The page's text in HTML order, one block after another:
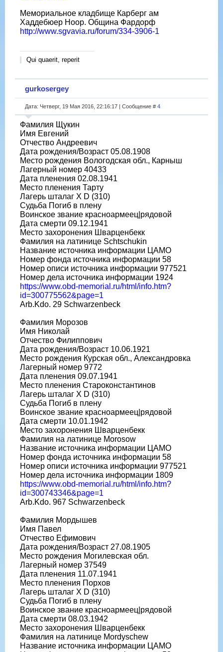
Mемориальное кладбище Карберг ам
Хаддебюер Ноор. Община Фардорф
http://www.sgvavia.ru/forum/334-3906-1
Qui quaerit, reperit
gurkosergey
Дата: Четверг, 19 Мая 2016, 22:16:17 | Сообщение # 4
Фамилия Щукин
Имя Евгений
Отчество Андреевич
Дата рождения/Возраст 05.08.1908
Место рождения Вологодская обл., Карныш
Лагерный номер 40433
Дата пленения 02.08.1941
Место пленения Тарту
Лагерь шталаг X D (310)
Судьба Погиб в плену
Воинское звание красноармеец|рядовой
Дата смерти 09.12.1941
Место захоронения Шварценбекк
Фамилия на латинице Schtschukin
Название источника информации ЦАМО
Номер фонда источника информации 58
Номер описи источника информации 977521
Номер дела источника информации 1924
https://www.obd-memorial.ru/html/info.htm?
id=300775562&page=1
Arb.Kdo. 29 Schwarzenbeck
Фамилия Морозов
Имя Николай
Отчество Филиппович
Дата рождения/Возраст 10.06.1921
Место рождения Курская обл., Александровка
Лагерный номер 9772
Дата пленения 09.07.1941
Место пленения Староконстантинов
Лагерь шталаг X D (310)
Судьба Погиб в плену
Воинское звание красноармеец|рядовой
Дата смерти 10.01.1942
Место захоронения Шварценбекк
Фамилия на латинице Morosow
Название источника информации ЦАМО
Номер фонда источника информации 58
Номер описи источника информации 977521
Номер дела источника информации 1809
https://www.obd-memorial.ru/html/info.htm?
id=300743346&page=1
Arb.Kdo. 967 Schwarzenbeck
Фамилия Мордышев
Имя Павел
Отчество Ефимович
Дата рождения/Возраст 27.08.1905
Место рождения Могилевская обл.
Лагерный номер 37549
Дата пленения 11.07.1941
Место пленения Порхов
Лагерь шталаг X D (310)
Судьба Погиб в плену
Воинское звание красноармеец|рядовой
Дата смерти 08.03.1942
Место захоронения Шварценбекк
Фамилия на латинице Mordyschew
Название источника информации ЦАМО